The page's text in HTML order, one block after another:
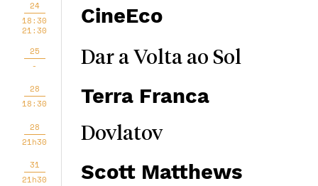
24
18:30
21:30
CineEco
25
-
Dar a Volta ao Sol
28
18:30
Terra Franca
28
21h30
Dovlatov
31
21h30
Scott Matthews